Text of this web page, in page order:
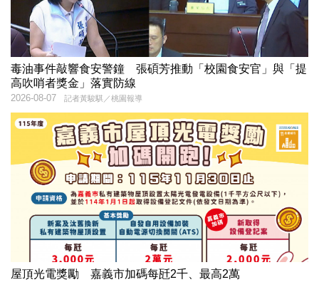
毒油事件敲響食安警鐘 張碩芳推動「校園食安官」與「提
高吹哨者獎金」落實防線
記者黃駿騏／桃園報導
2026-08-07
屋頂光電獎勵 嘉義市加碼每瓩2千、最高2萬